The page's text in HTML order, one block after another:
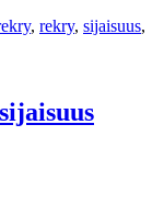
, rekry, sijaisuus,